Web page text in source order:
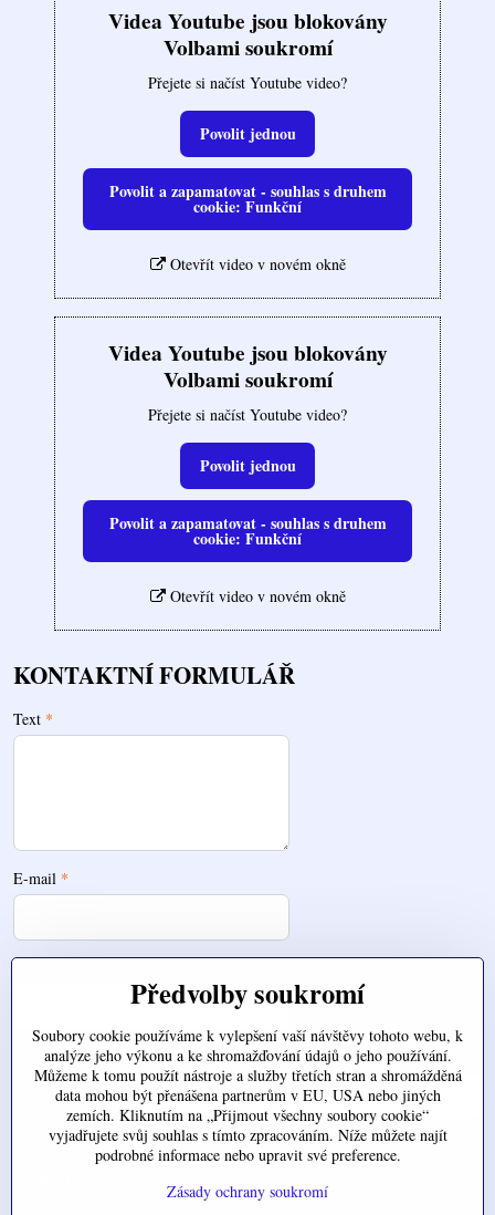
Videa Youtube jsou blokovány
Volbami soukromí
Přejete si načíst Youtube video?
Povolit jednou
Povolit a zapamatovat - souhlas s druhem
cookie: Funkční
Otevřít video v novém okně
Videa Youtube jsou blokovány
Volbami soukromí
Přejete si načíst Youtube video?
Povolit jednou
Povolit a zapamatovat - souhlas s druhem
cookie: Funkční
Otevřít video v novém okně
KONTAKTNÍ FORMULÁŘ
Text *
E-mail *
Zde nahrajte váš soubor
Předvolby soukromí
Soubory cookie používáme k vylepšení vaší návštěvy tohoto webu, k
analýze jeho výkonu a ke shromažďování údajů o jeho používání.
Můžeme k tomu použít nástroje a služby třetích stran a shromážděná
data mohou být přenášena partnerům v EU, USA nebo jiných
zemích. Kliknutím na „Přijmout všechny soubory cookie“
vyjadřujete svůj souhlas s tímto zpracováním. Níže můžete najít
podrobné informace nebo upravit své preference.
Zásady ochrany soukromí